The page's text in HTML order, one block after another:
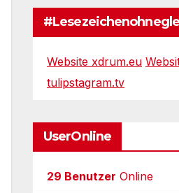
Website xdrum.eu
tulipstagram.tv
UserOnline
29 Benutzer Online